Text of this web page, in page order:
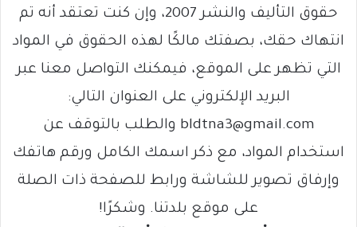
حقوق التأليف والنشر 2007، وإن كنت تعتقد أنه تم
انتهاك حقك، بصفتك مالكًا لهذه الحقوق في المواد
التي تظهر على الموقع، فيمكنك التواصل معنا عبر
البريد الإلكتروني على العنوان التالي:
bldtna3@gmail.com والطلب بالتوقف عن
استخدام المواد، مع ذكر اسمك الكامل ورقم هاتفك
وإرفاق تصوير للشاشة ورابط للصفحة ذات الصلة
على موقع بلدتنا. وشكرًا!